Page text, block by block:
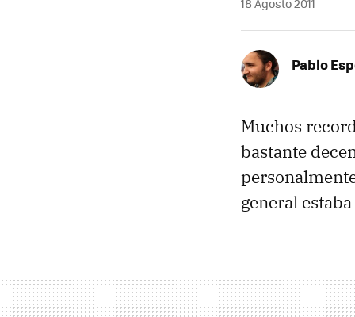
18 Agosto 2011
Pablo
Muchos
bastante
general